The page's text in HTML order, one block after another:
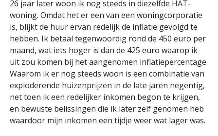
26 jaar later woon ik nog steeds in diezelfde HAT-
woning. Omdat het er een van een woningcorporatie
is, blijkt de huur ervan redelijk de inflatie gevolgd te
hebben. Ik betaal tegenwoordig rond de 450 euro per
maand, wat iets hoger is dan de 425 euro waarop ik
uit zou komen bij het aangenomen inflatiepercentage.
Waarom ik er nog steeds woon is een combinatie van
exploderende huizenprijzen in de late jaren negentig,
net toen ik een redelijker inkomen begon te krijgen,
en bewuste belissingen die ik later zelf genomen heb
waardoor mijn inkomen een tijdje weer wat lager was.